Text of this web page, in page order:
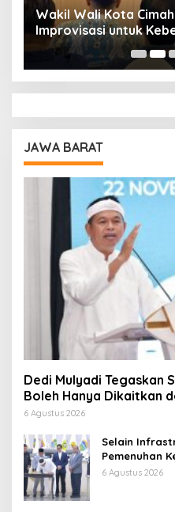
Wakil Wali Kota
Improvisasi untuk
Pendidikan
JAWA BARAT
Dedi Mulyadi Tegaskan
Boleh Hanya Dikaitkan
6 Agustus 2026
Selain
Pemenuhan
Jadi Fokus
6 Agustus 2026